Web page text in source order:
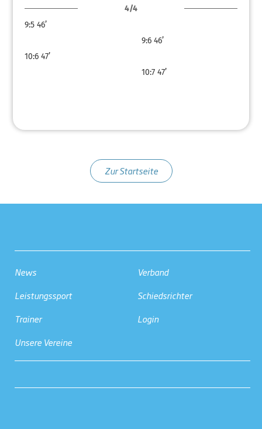
4/4
9:5 46’
9:6 46’
10:6 47’
10:7 47’
Zur Startseite
News
Leistungssport
Trainer
Unsere Vereine
Verband
Schiedsrichter
Login